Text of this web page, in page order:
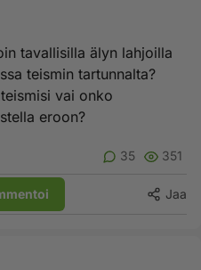
tavallisilla älyn lahjoilla
teismin tartunnalta?
vai onko
eroon?
35 351
Jaa